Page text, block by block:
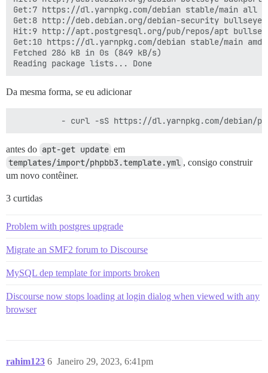
Get:7 https://dl.yarnpkg.com/debian stable/main all
Get:8 http://deb.debian.org/debian-security bullseye-
Hit:9 http://apt.postgresql.org/pub/repos/apt
Get:10 https://dl.yarnpkg.com/debian stable/main
Fetched 286 kB in 0s (849 kB/s)
Da mesma forma, se eu adicionar
antes do apt-get update em
templates/import/phpbb3.template.yml , consigo construir
um novo contêiner.
3 curtidas
Problem with postgres upgrade
Migrate an SMF2 forum to Discourse
MySQL dep template for imports broken
Discourse now stops loading at login dialog when viewed with any
browser
rahim123 Janeiro 29, 2023, 6:41pm
6